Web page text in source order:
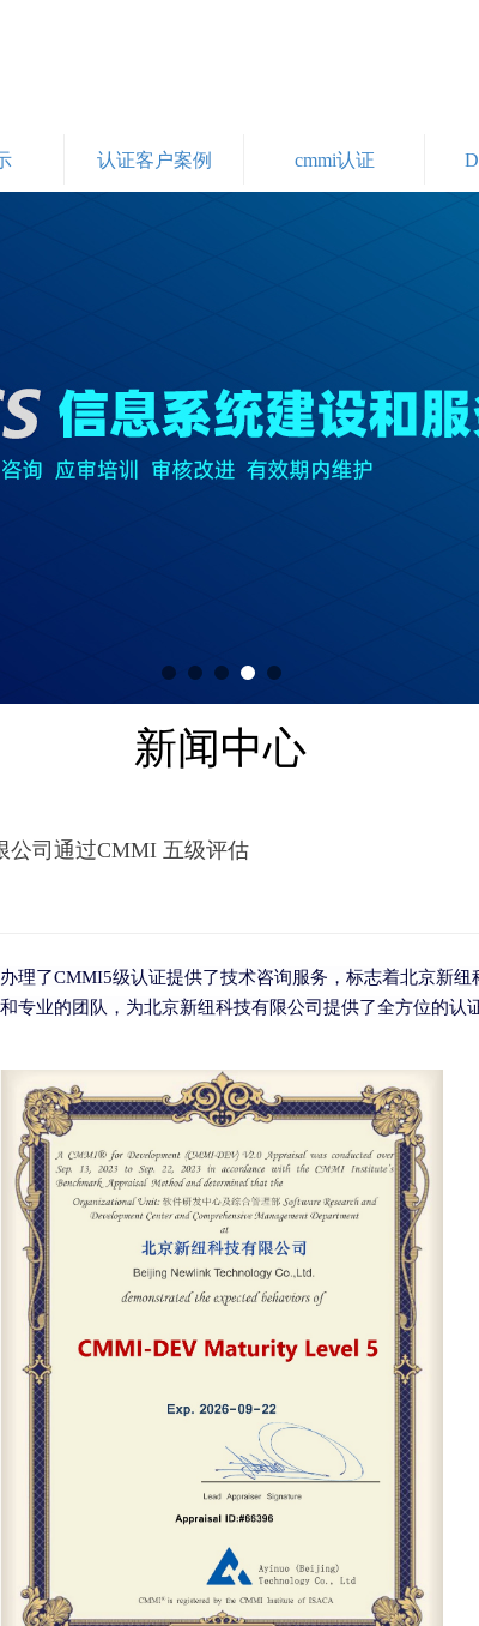
认证客户案例 cmmi认证
新闻中心
公司通过CMMI 五级评估
理了CMMI5级认证提供了技术咨询服务，标志着北京新
专业的团队，为北京新纽科技有限公司提供了全方位的认